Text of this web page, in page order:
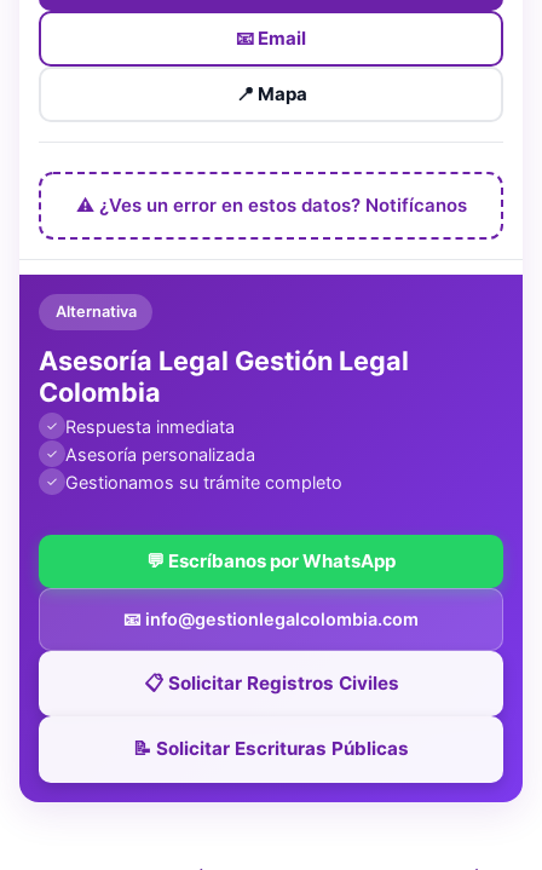
📧 Email
📍 Mapa
⚠️ ¿Ves un error en estos datos? Notifícanos
Alternativa
Asesoría Legal Gestión Legal
Colombia
✓ Respuesta inmediata
✓ Asesoría personalizada
✓ Gestionamos su trámite completo
💬 Escríbanos por WhatsApp
📧 info@gestionlegalcolombia.com
📋 Solicitar Registros Civiles
📝 Solicitar Escrituras Públicas